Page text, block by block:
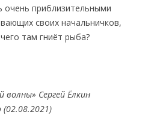
очень приблизительными
своих начальничков,
там гниёт рыба?
волны» Сергей Ёлкин
(02.08.2021)